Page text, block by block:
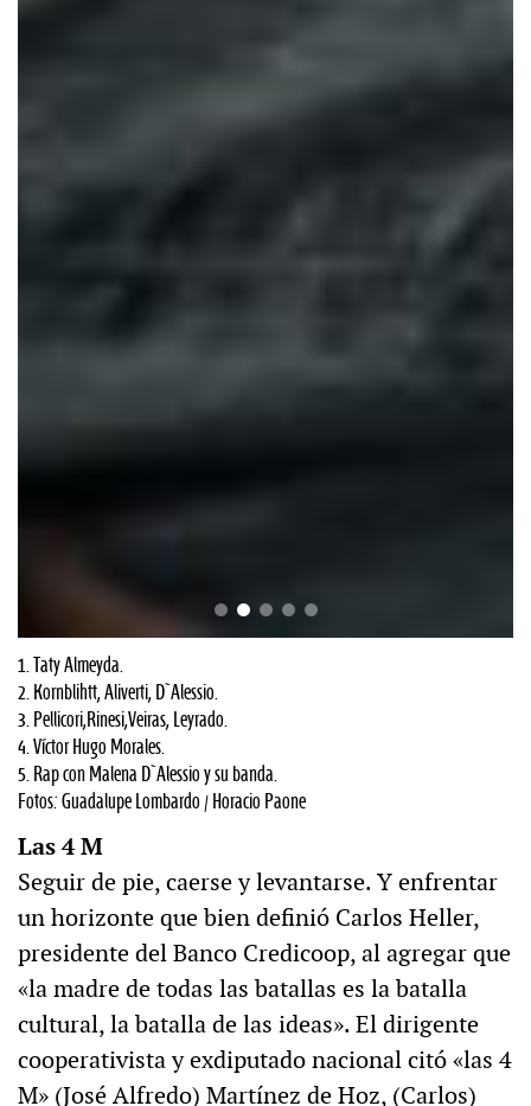
1. Taty Almeyda.
2. Kornblihtt, Aliverti, D`Alessio.
3. Pellicori,Rinesi,Veiras, Leyrado.
4. Víctor Hugo Morales.
5. Rap con Malena D`Alessio y su banda.
Fotos: Guadalupe Lombardo / Horacio Paone
Las 4 M
Seguir de pie, caerse y levantarse. Y enfrentar
un horizonte que bien definió Carlos Heller,
presidente del Banco Credicoop, al agregar que
«la madre de todas las batallas es la batalla
cultural, la batalla de las ideas». El dirigente
cooperativista y exdiputado nacional citó «las 4
M» (José Alfredo) Martínez de Hoz, (Carlos)